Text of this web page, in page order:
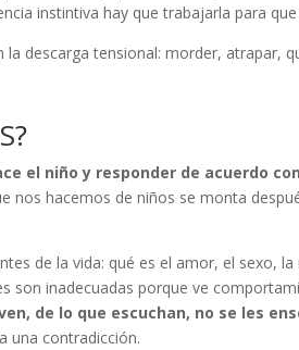
instintiva hay que trabajarla para
descarga tensional: morder, atrapar,
el niño y responder de acuerdo
hacemos de niños se monta
de la vida: qué es el amor, el sexo,
son inadecuadas porque ve
de lo que escuchan, no se les
una contradicción.